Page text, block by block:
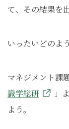
て、その結果を
いったいどのよ
マネジメント課
識学総研
」
よう。